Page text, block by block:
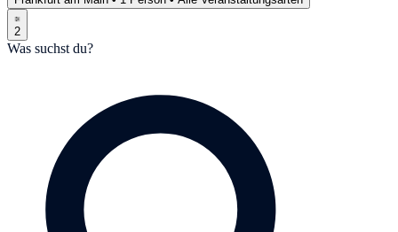
2
Was suchst du?